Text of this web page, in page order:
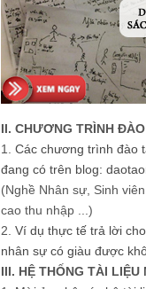
II. CHƯƠNG TRÌNH
1. Các chương trình đào
đang có trên blog:
(Nghề Nhân sự, Sinh
cao thu nhập ...)
2. Ví dụ thực tế trả lời
nhân sự có giàu được
III. HỆ THỐNG TÀI LIỆU